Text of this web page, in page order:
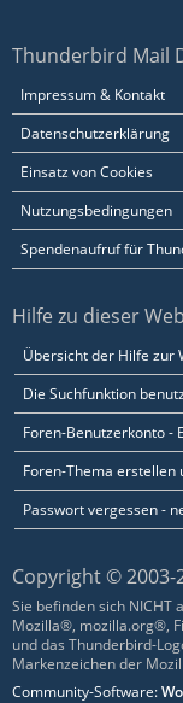
Thunderbird Mail
Impressum & Kontakt
Datenschutzerklärung
Einsatz von Cookies
Nutzungsbedingungen
Spendenaufruf für
Hilfe zu dieser
Übersicht der Hilfe zur
Die Suchfunktion
Foren-Benutzerkonto -
Foren-Thema erstellen
Passwort vergessen -
Copyright © 2003-
Sie befinden sich NICHT
Mozilla®, mozilla.org®,
und das Thunderbird-
Markenzeichen der
Community-Software: